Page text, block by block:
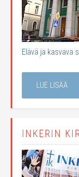
Elävä ja kasvava
LUE LISÄÄ
INKERIN